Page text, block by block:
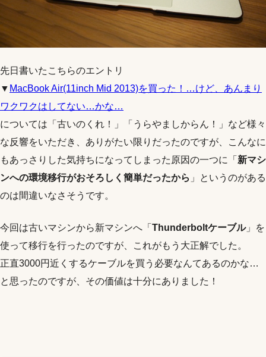
先日書いたこちらのエントリ
▼ MacBook Air(11inch Mid 2013)を買った！…けど、あんまり
ワクワクはしてない…かな…
については「古いのくれ！」「うらやましからん！」など様々
な反響をいただき、ありがたい限りだったのですが、こんなに
もあっさりした気持ちになってしまった原因の一つに「 新マシ
ンへの環境移行がおそろしく簡単だったから 」というのがある
のは間違いなさそうです。
今回は古いマシンから新マシンへ「 Thunderboltケーブル」を
使って移行を行ったのですが、これがもう大正解でした。
正直3000円近くするケーブルを買う必要なんてあるのかな…
と思ったのですが、その価値は十分にありました！